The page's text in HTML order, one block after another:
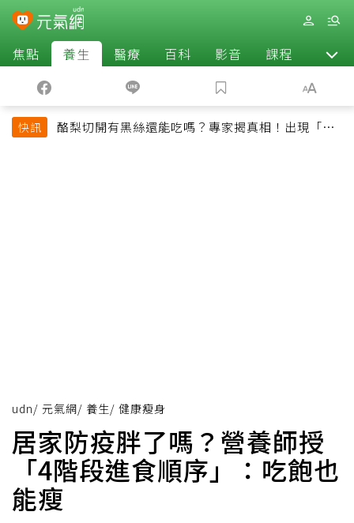
焦點 養生 醫療 百科 影音 課程 退休
快訊
酪梨切開有黑絲還能吃嗎？專家揭真相！出現「3情
udn/ 元氣網/ 養生/ 健康瘦身
居家防疫胖了嗎？營養師授
「4階段進食順序」：吃飽也
能瘦